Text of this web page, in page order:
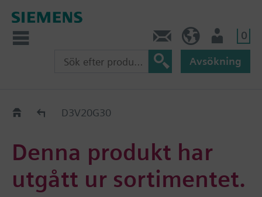
0
Avsökning
Old2NewD3V20G30
Denna produkt har
utgått ur sortimentet.